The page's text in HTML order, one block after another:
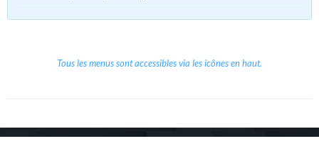
Tous les menus sont accessibles via les icônes en haut.